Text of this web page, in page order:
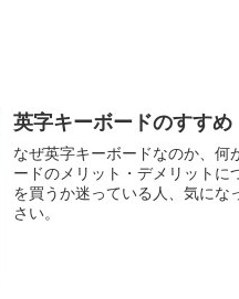
英字キーボードのすすめ
なぜ英字キーボードなのか、何
ードのメリット・デメリットに
を買うか迷っている人、気にな
さい。